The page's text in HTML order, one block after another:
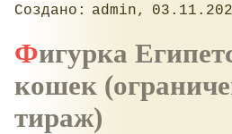
admin
Фигурка Египетского Бога
кошек
тираж)